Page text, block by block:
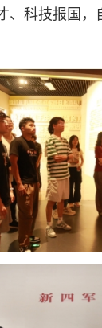
、科技报国